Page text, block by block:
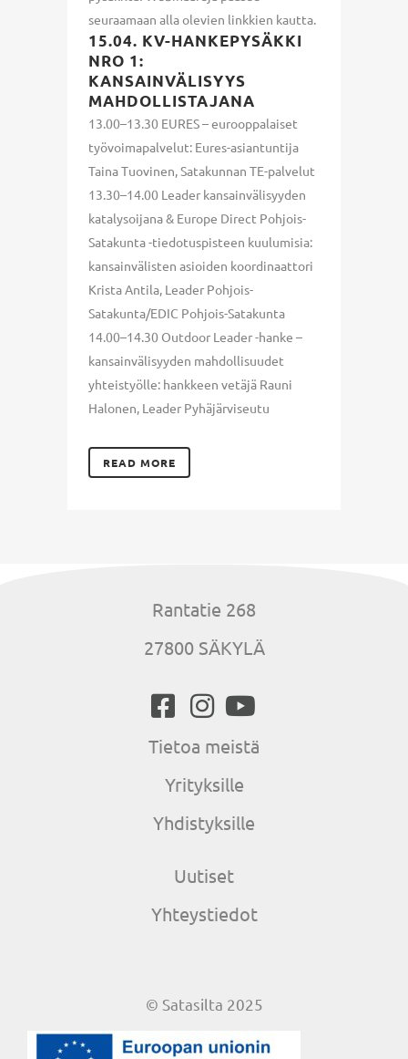
seuraamaan alla olevien linkkien kautta.
15.04. KV-HANKEPYSÄKKI
NRO 1:
KANSAINVÄLISYYS
MAHDOLLISTAJANA
13.00–13.30 EURES – eurooppalaiset
työvoimapalvelut: Eures-asiantuntija
Taina Tuovinen, Satakunnan TE-palvelut
13.30–14.00 Leader kansainvälisyyden
katalysoijana & Europe Direct Pohjois-
Satakunta -tiedotuspisteen kuulumisia:
kansainvälisten asioiden koordinaattori
Krista Antila, Leader Pohjois-
Satakunta/EDIC Pohjois-Satakunta
14.00–14.30 Outdoor Leader -hanke –
kansainvälisyyden mahdollisuudet
yhteistyölle: hankkeen vetäjä Rauni
Halonen, Leader Pyhäjärviseutu
READ MORE
Rantatie 268
27800 SÄKYLÄ
Tietoa meistä
Yrityksille
Yhdistyksille
Uutiset
Yhteystiedot
© Satasilta 2025